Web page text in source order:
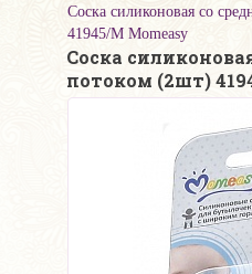
Соска силиконовая со
41945/M Momeasy
Соска
потоком (2шт)